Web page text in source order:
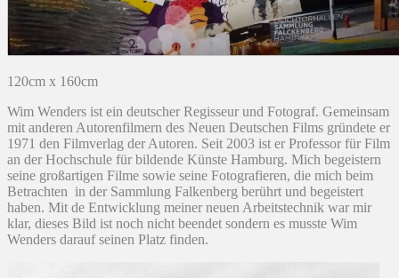
120cm x 160cm
Wim Wenders ist ein deutscher Regisseur und Fotograf. Gemeinsam
mit anderen Autorenfilmern des Neuen Deutschen Films gründete er
1971 den Filmverlag der Autoren. Seit 2003 ist er Professor für Film
an der Hochschule für bildende Künste Hamburg. Mich begeistern
seine großartigen Filme sowie seine Fotografieren, die mich beim
Betrachten in der Sammlung Falkenberg berührt und begeistert
haben. Mit de Entwicklung meiner neuen Arbeitstechnik war mir
klar, dieses Bild ist noch nicht beendet sondern es musste Wim
Wenders darauf seinen Platz finden.